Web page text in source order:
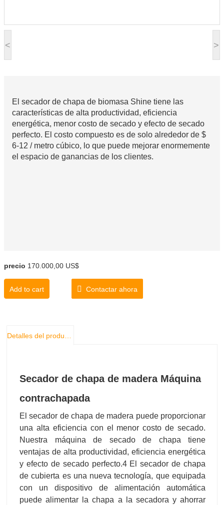
< >
El secador de chapa de biomasa Shine tiene las
características de alta productividad, eficiencia
energética, menor costo de secado y efecto de secado
perfecto. El costo compuesto es de solo alrededor de $
6-12 / metro cúbico, lo que puede mejorar enormemente
el espacio de ganancias de los clientes.
precio 170.000,00 US$
Add to cart Contactar ahora
Detalles del producto
Secador de chapa de madera Máquina
contrachapada
El secador de chapa de madera puede proporcionar
una alta eficiencia con el menor costo de secado.
Nuestra máquina de secado de chapa tiene
ventajas de alta productividad, eficiencia energética
y efecto de secado perfecto.4 El secador de chapa
de cubierta es una nueva tecnología, que equipada
con un dispositivo de alimentación automática
puede alimentar la chapa a la secadora y ahorrar